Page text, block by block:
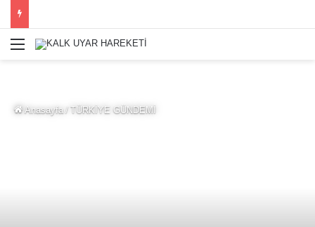
Menü
Anasayfa / TÜRKİYE GÜNDEMİ